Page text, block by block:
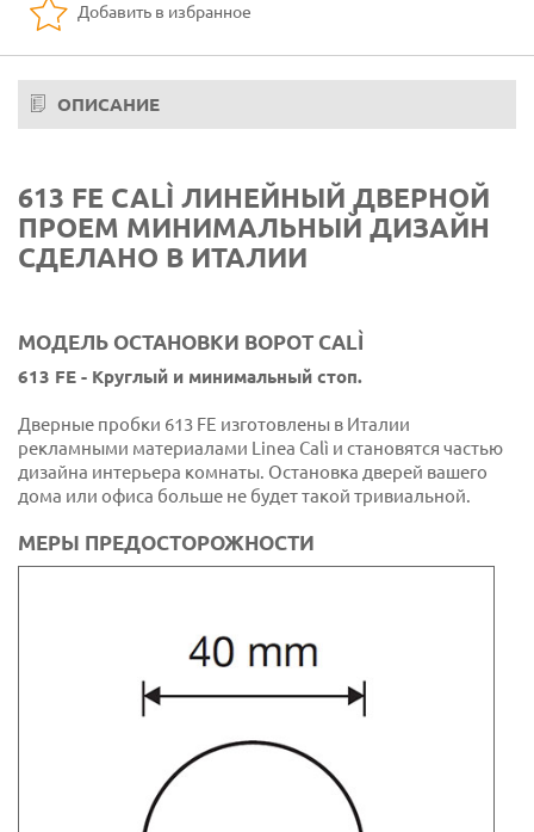
Добавить в избранное
ОПИСАНИЕ
613 FE CALÌ ЛИНЕЙНЫЙ ДВЕРНОЙ
ПРОЕМ МИНИМАЛЬНЫЙ ДИЗАЙН
СДЕЛАНО В ИТАЛИИ
МОДЕЛЬ ОСТАНОВКИ ВОРОТ CALÌ
613 FE - Круглый и минимальный стоп.
Дверные пробки 613 FE изготовлены в Италии
рекламными материалами Linea Calì и становятся частью
дизайна интерьера комнаты. Остановка дверей вашего
дома или офиса больше не будет такой тривиальной.
МЕРЫ ПРЕДОСТОРОЖНОСТИ